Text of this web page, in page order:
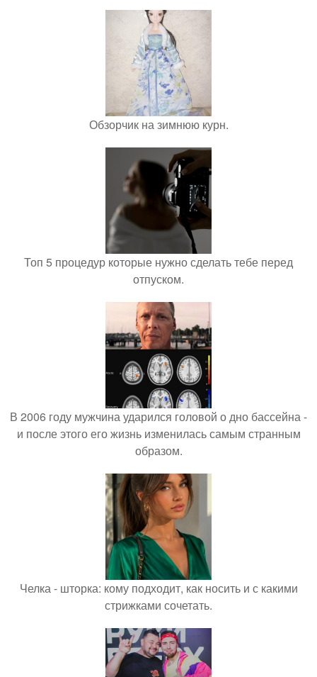
Обзорчик на зимнюю курн.
Топ 5 процедур которые нужно сделать тебе перед
отпуском.
В 2006 году мужчина ударился головой о дно бассейна -
и после этого его жизнь изменилась самым странным
образом.
Челка - шторка: кому подходит, как носить и с какими
стрижками сочетать.